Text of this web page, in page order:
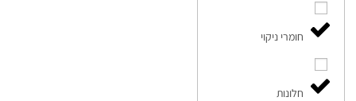
חומרי ניקוי
חלונות